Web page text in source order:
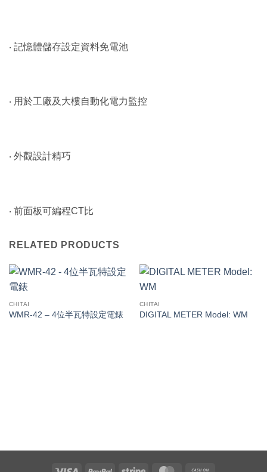
‧ 記憶體儲存設定資料免電池
‧ 用於工廠及大樓自動化電力監控
‧ 外觀設計精巧
‧ 前面板可編程CT比
RELATED PRODUCTS
CHITAI
WMR-42 – 4位半瓦特設定電錶
CHITAI
DIGITAL METER Model: WM